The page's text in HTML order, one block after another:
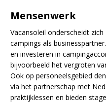
Mensenwerk
Vacansoleil onderscheidt
campings als
en investeren in
bijvoorbeeld het vergroten
Ook op personeelsgebied
via het partnerschap met
praktijklessen en bieden